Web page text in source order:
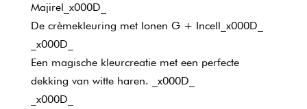
Majirel_x000D_
De crèmekleuring met Ionen G + Incell_x000D_
_x000D_
Een magische kleurcreatie met een perfecte
dekking van witte haren. _x000D_
_x000D_